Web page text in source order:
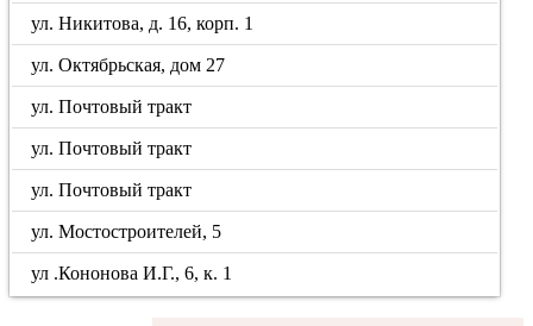
ул. Никитова, д. 16, корп. 1
ул. Октябрьская, дом 27
ул. Почтовый тракт
ул. Почтовый тракт
ул. Почтовый тракт
ул. Мостостроителей, 5
ул .Кононова И.Г., 6, к. 1